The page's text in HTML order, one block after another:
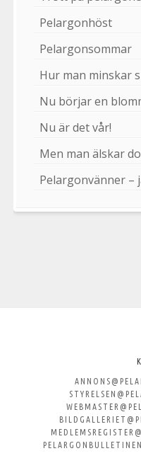
Pelargonhöst
Pelargonsommar
Hur man minskar
Nu börjar en
Nu är det vår!
Men man älskar
Pelargonvänner –
Svenska